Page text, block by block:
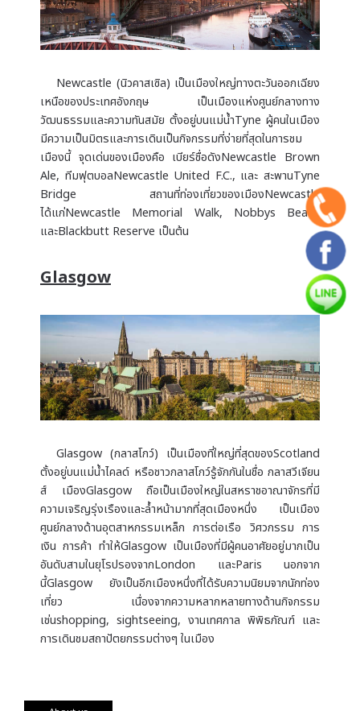
Newcastle (นิวคาสเซิล) เป็นเมืองใหญ่ทางตะวันออกเฉียง
เหนือของประเทศอังกฤษ เป็นเมืองแห่งศูนย์กลางทาง
วัฒนธรรมและความทันสมัย ตั้งอยู่บนแม่น้ำTyne ผู้คนในเมือง
มีความเป็นมิตรและการเดินเป็นกิจกรรมที่ง่ายที่สุดในการชม
เมืองนี้ จุดเด่นของเมืองคือ เบียร์ชื่อดังNewcastle Brown
Ale, ทีมฟุตบอลNewcastle United F.C., และ สะพานTyne
Bridge สถานที่ท่องเที่ยวของเมืองNewcastle
ได้แก่Newcastle Memorial Walk, Nobbys Beach
และBlackbutt Reserve เป็นต้น
Glasgow
Glasgow (กลาสโกว์) เป็นเมืองที่ใหญ่ที่สุดของScotland
ตั้งอยู่บนแม่น้ำไคลด์ หรือชาวกลาสโกว์รู้จักกันในชื่อ กลาสวีเจียน
ส์ เมืองGlasgow ถือเป็นเมืองใหญ่ในสหราชอาณาจักรที่มี
ความเจริญรุ่งเรืองและล้ำหน้ามากที่สุดเมืองหนึ่ง เป็นเมือง
ศูนย์กลางด้านอุตสาหกรรมเหล็ก การต่อเรือ วิศวกรรม การ
เงิน การค้า ทำให้Glasgow เป็นเมืองที่มีผู้คนอาศัยอยู่มากเป็น
อันดับสามในยุโรปรองจากLondon และParis นอกจาก
นี้Glasgow ยังเป็นอีกเมืองหนึ่งที่ได้รับความนิยมจากนักท่อง
เที่ยว เนื่องจากความหลากหลายทางด้านกิจกรรม
เช่นshopping, sightseeing, งานเทศกาล พิพิธภัณฑ์ และ
การเดินชมสถาปัตยกรรมต่างๆ ในเมือง